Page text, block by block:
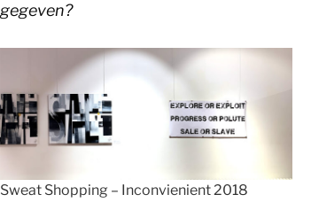
gegeven?
Sweat Shopping – Inconvienient 2018